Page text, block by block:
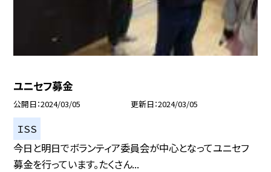
ユニセフ募金
公開日 2024/03/05 更新日 2024/03/05
ＩＳＳ
今日と明日でボランティア委員会が中心となってユニセフ
募金を行っています。たくさん...